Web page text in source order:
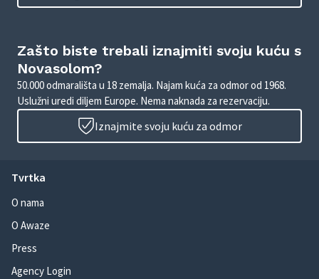
Zašto biste trebali iznajmiti svoju kuću s
Novasolom?
50.000 odmarališta u 18 zemalja. Najam kuća za odmor od 1968.
Uslužni uredi diljem Europe. Nema naknada za rezervaciju.
Iznajmite svoju kuću za odmor
Tvrtka
O nama
O Awaze
Press
Agency Login